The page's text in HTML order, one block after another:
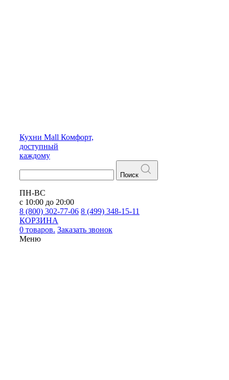
Кухни Mall Комфорт,
доступный
каждому
Поиск
ПН-ВС
с 10:00 до 20:00
8 (800) 302-77-06 8 (499) 348-15-11
КОРЗИНА
0 товаров. Заказать звонок
Меню